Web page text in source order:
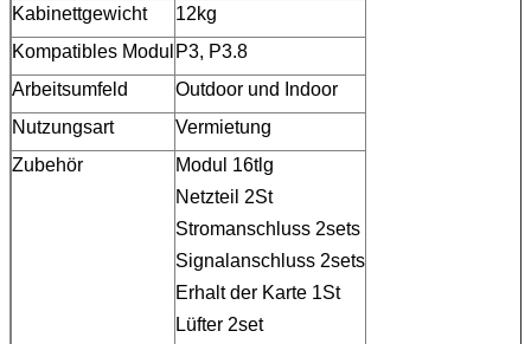
Kabinettgewicht
12kg
Kompatibles Modul P3, P3.8
Arbeitsumfeld
Outdoor und Indoor
Nutzungsart
Vermietung
Zubehör
Modul 16tlg
Netzteil 2St
Stromanschluss 2sets
Signalanschluss 2sets
Erhalt der Karte 1St
Lüfter 2set